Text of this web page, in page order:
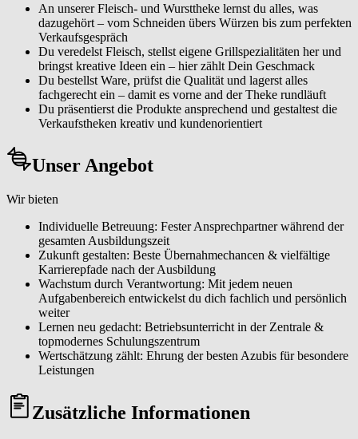
An unserer Fleisch- und Wursttheke lernst du alles, was
dazugehört – vom Schneiden übers Würzen bis zum perfekten
Verkaufsgespräch
Du veredelst Fleisch, stellst eigene Grillspezialitäten her und
bringst kreative Ideen ein – hier zählt Dein Geschmack
Du bestellst Ware, prüfst die Qualität und lagerst alles
fachgerecht ein – damit es vorne and der Theke rundläuft
Du präsentierst die Produkte ansprechend und gestaltest die
Verkaufstheken kreativ und kundenorientiert
Unser Angebot
Wir bieten
Individuelle Betreuung: Fester Ansprechpartner während der
gesamten Ausbildungszeit
Zukunft gestalten: Beste Übernahmechancen & vielfältige
Karrierepfade nach der Ausbildung
Wachstum durch Verantwortung: Mit jedem neuen
Aufgabenbereich entwickelst du dich fachlich und persönlich
weiter
Lernen neu gedacht: Betriebsunterricht in der Zentrale &
topmodernes Schulungszentrum
Wertschätzung zählt: Ehrung der besten Azubis für besondere
Leistungen
Zusätzliche Informationen